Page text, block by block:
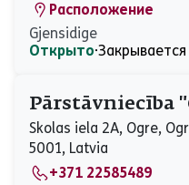
Расположение
Gjensidige
Открыто⋅
Вторник
08:30 -
Среда
08:30
Четверг
08:30
Пятница
Суббота
Pārstāvniecība
Skolas iela 2A, Ogre,
5001, Latvia
+371 22585489